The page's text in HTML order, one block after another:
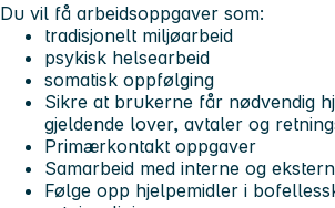
Du vil få arbeidsoppgaver som:
tradisjonelt miljøarbeid
psykisk helsearbeid
somatisk oppfølging
Sikre at brukerne får nødvendig
gjeldende lover, avtaler og
Primærkontakt oppgaver
Samarbeid med interne og
Følge opp hjelpemidler i